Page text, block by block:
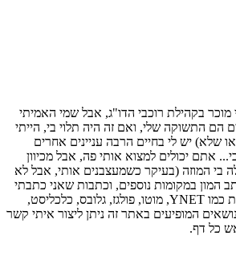
בקהילת רוכבי הדו"ג, אבל שמי האמיתי
הם התשוקה שלי, ואם זה היה תלוי בי, הייתי
שלא) יש לי בחיים הרבה עניינים אחרים
אתם יכולים למצוא אותי פה, אבל מכיוון
בי המוזה (בעיקר כשמעצבנים אותי, אבל לא
המון במקומות נוספים, וכתבות שאני כתבתי
פורסמו בעבר במגוון מדיות כמו YNET, מוטו, פולגז, גלובס, כלכליסט,
המופיעים באתר זה ניתן ליצור איתי קשר
כל דף.